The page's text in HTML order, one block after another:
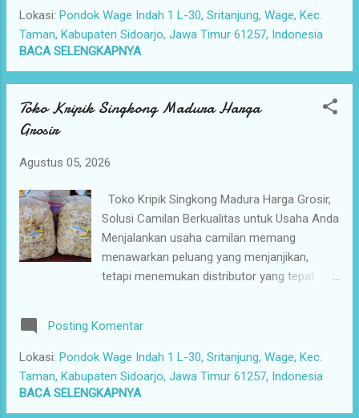
yang dipr...
maupun seller dan affiliator camilan online,
tentu Anda membutuhkan distributor yang
amanah, memiliki stok yang stabil, dan siap
mengirim ke seluruh Indonesia. Sayangnya,
tidak sedikit pelaku usaha yang masih
kesulitan menemukan supplier yang benar-
kurang bersaing, hingga pengiriman yang
menghambat perkembangan usaha. Kini
saatnya Anda mendapatkan solusi yang lebih
tepat bersama Camilan Nusantara. Camilan
Nusantara menyediakan Kripik Gethuk
kemasan 1 bal isi 2,5 kg yang diproduksi
Setiap proses pembuatann...
Lokasi: Pondok Wage Indah 1 L-30, Sritanjung, Wage, Kec.
Taman, Kabupaten Sidoarjo, Jawa Timur 61257, Indonesia
BACA SELENGKAPNYA
Toko Kripik Singkong Madura Harga
Grosir
Agustus 05, 2026
Toko Kripik Singkong Madura Harga Grosir,
Solusi Camilan Berkualitas untuk Usaha Anda
Menjalankan usaha camilan memang
menawarkan peluang yang menjanjikan,
tetapi menemukan distributor yang tepat
dan reseller, swalayan, minimarket, restoran,
warung makan, hingga seller dan affiliator
camilan online mengalami kesulitan
mendapatkan supplier yang benar-benar
terpercaya, amanah, serta mampu
Posting Komentar
Lokasi: Pondok Wage Indah 1 L-30, Sritanjung, Wage, Kec.
Taman, Kabupaten Sidoarjo, Jawa Timur 61257, Indonesia
BACA SELENGKAPNYA